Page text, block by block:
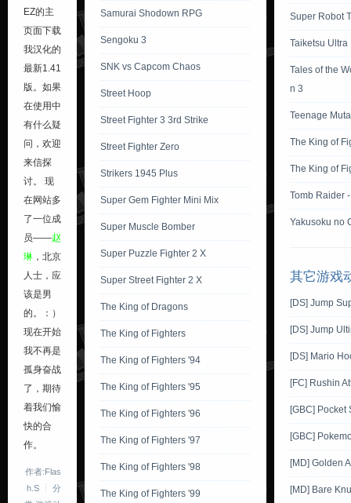
EZ的主
页面下载
我汉化的
最新1.41
版。如果
在使用中
有什么疑
问，欢迎
来信探
讨。 现
在网站多
了一位成
员——赵
琳 ，北京
人士，应
该是男
的。：）
现在开始
我不再是
孤身奋战
了，期待
着我们愉
快的合
作。
作者:Flas
h.S
分
Samurai Shodown RPG
Sengoku 3
SNK vs Capcom Chaos
Street Hoop
Street Fighter 3 3rd Strike
Street Fighter Zero
Strikers 1945 Plus
Super Gem Fighter Mini Mix
Super Muscle Bomber
Super Puzzle Fighter 2 X
Super Street Fighter 2 X
The King of Dragons
The King of Fighters
The King of Fighters '94
The King of Fighters '95
The King of Fighters '96
The King of Fighters '97
The King of Fighters '98
The King of Fighters '99
Super Robot
Taiketsu Ultra
Tales of the
n 3
Teenage
The King of
The King of
Tomb Raider
Yakusoku no
其它游戏
[DS] Jump
[DS] Jump
[DS] Mario
[FC] Rushin
[GBC] Pocket
[GBC]
[MD] Golden
[MD] Bare